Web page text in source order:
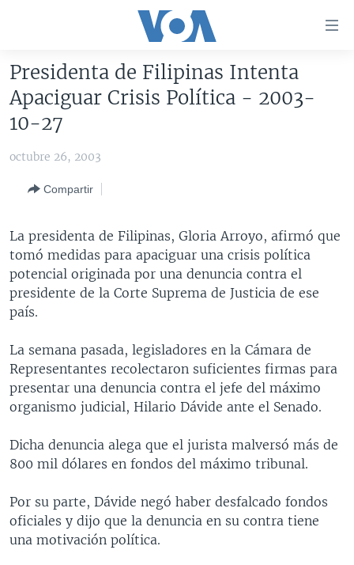
accesibilidad
al
contenido
Salte
Salte
búsqueda
AMÉRICA DEL NORTE
EEUU
ELECCIONES EEUU 2024
VOA VERIFICA INMIGRACIÓN
ARGENTINA
COLOMBIA
CHILE
PERÚ
VENEZUELA
BRASIL
CHINA EN AMÉRICA LATINA
COSTA RICA
EL SALVADOR
GUATEMALA
NICARAGUA
OTRAS SECCIONES
INMIGRACIÓN
LIBERTAD DE PRENSA
ECONOMÍA
ENTRETENIMIENTO Y CULTURA
DEPORTES
ESPECIALES DE LA VOA
LIBERTAD DE PRENSA
MULTIMEDIA
VIDEOS
AUDIOS
PROGRAMAS TV
FORO INTERAMERICANO
LAS CLAVES
PANORAMA
AVANCE INFORMATIVO
BUENOS DÍAS AMÉRICA
ESTADOS UNIDOS AL DÍA
DIRECT
Learning English
Presidenta de Filipinas Intenta
Apaciguar Crisis Política - 2003-
10-27
octubre 26, 2003
Compartir
La presidenta de Filipinas, Gloria Arroyo, afirmó que
tomó medidas para apaciguar una crisis política
potencial originada por una denuncia contra el
presidente de la Corte Suprema de Justicia de ese
país.
La semana pasada, legisladores en la Cámara de
Representantes recolectaron suficientes firmas para
presentar una denuncia contra el jefe del máximo
organismo judicial, Hilario Dávide ante el Senado.
Dicha denuncia alega que el jurista malversó más de
800 mil dólares en fondos del máximo tribunal.
Por su parte, Dávide negó haber desfalcado fondos
oficiales y dijo que la denuncia en su contra tiene
una motivación política.